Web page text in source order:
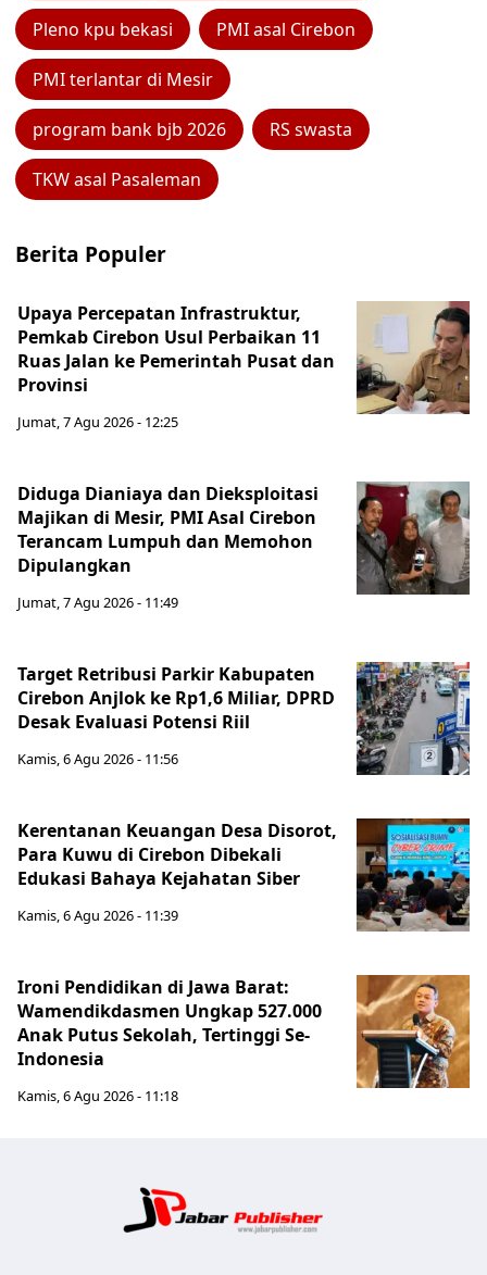
Pleno kpu bekasi PMI asal Cirebon
PMI terlantar di Mesir
program bank bjb 2026 RS swasta
TKW asal Pasaleman
Berita Populer
Upaya Percepatan Infrastruktur,
Pemkab Cirebon Usul Perbaikan 11
Ruas Jalan ke Pemerintah Pusat dan
Provinsi
Jumat, 7 Agu 2026 - 12:25
Diduga Dianiaya dan Dieksploitasi
Majikan di Mesir, PMI Asal Cirebon
Terancam Lumpuh dan Memohon
Dipulangkan
Jumat, 7 Agu 2026 - 11:49
Target Retribusi Parkir Kabupaten
Cirebon Anjlok ke Rp1,6 Miliar, DPRD
Desak Evaluasi Potensi Riil
Kamis, 6 Agu 2026 - 11:56
Kerentanan Keuangan Desa Disorot,
Para Kuwu di Cirebon Dibekali
Edukasi Bahaya Kejahatan Siber
Kamis, 6 Agu 2026 - 11:39
Ironi Pendidikan di Jawa Barat:
Wamendikdasmen Ungkap 527.000
Anak Putus Sekolah, Tertinggi Se-
Indonesia
Kamis, 6 Agu 2026 - 11:18